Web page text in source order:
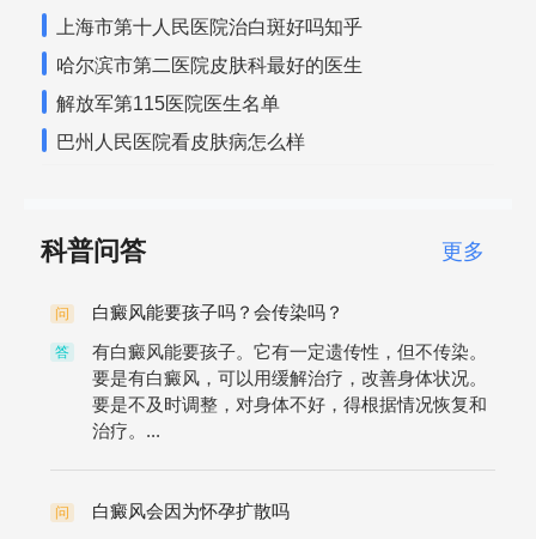
上海市第十人民医院治白斑好吗知乎
哈尔滨市第二医院皮肤科最好的医生
解放军第115医院医生名单
巴州人民医院看皮肤病怎么样
科普问答 更多
问 白癜风能要孩子吗？会传染吗？
答
有白癜风能要孩子。它有一定遗传性，但不传染。
要是有白癜风，可以用缓解治疗，改善身体状况。
要是不及时调整，对身体不好，得根据情况恢复和
治疗。...
问 白癜风会因为怀孕扩散吗